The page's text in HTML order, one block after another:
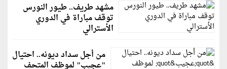
مشهد طريف.. طيور النورس
توقف مباراة في الدوري
الأسترالي
من أجل سداد ديونه.. احتيال
"عجيب" لموظف المتحف